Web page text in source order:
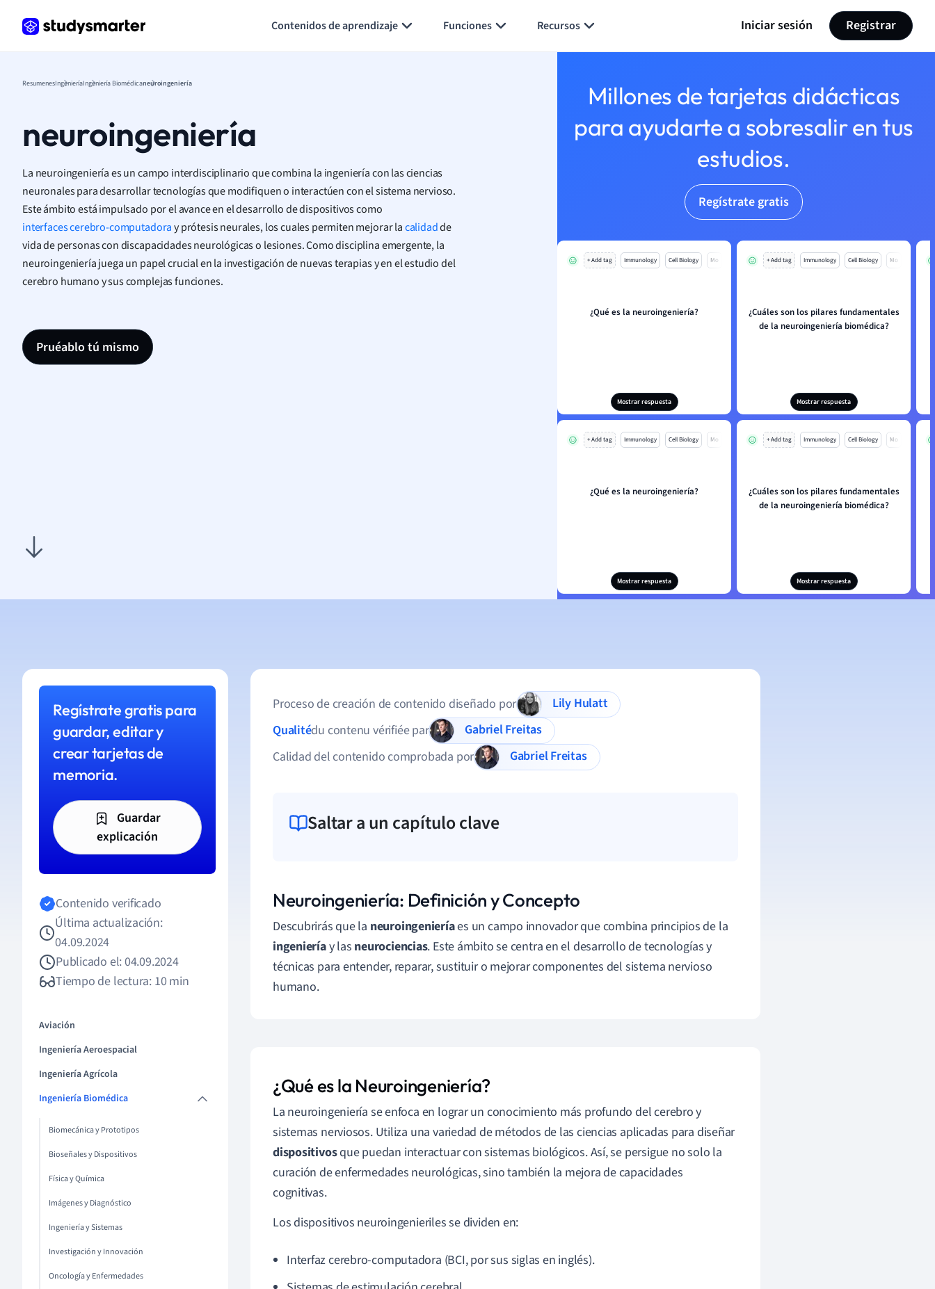
Contenidos de aprendizaje Funciones Recursos Iniciar sesión Registrar
ResumenesIngenieríaIngeniería Biomédicaneuroingeniería
neuroingeniería
La neuroingeniería es un campo interdisciplinario que combina la ingeniería con las ciencias
neuronales para desarrollar tecnologías que modifiquen o interactúen con el sistema nervioso.
Este ámbito está impulsado por el avance en el desarrollo de dispositivos como
interfaces cerebro-computadoray prótesis neurales, los cuales permiten mejorar lacalidadde
vida de personas con discapacidades neurológicas o lesiones. Como disciplina emergente, la
neuroingeniería juega un papel crucial en la investigación de nuevas terapias y en el estudio del
cerebro humano y sus complejas funciones.
Pruéablo tú mismo
Millones de tarjetas didácticas
para ayudarte a sobresalir en tus
estudios.
Regístrate gratis
+ Add tag Immunology Cell Biology Mo
¿Qué es la neuroingeniería?
Mostrar respuesta
+ Add tag Immunology Cell Biology Mo
¿Cuáles son los pilares fundamentales
de la neuroingeniería biomédica?
Mostrar respuesta
+ Add tag Immunology Cell Biology Mo
¿Qué es la neuroingeniería?
Mostrar respuesta
+ Add tag Immunology Cell Biology Mo
¿Cuáles son los pilares fundamentales
de la neuroingeniería biomédica?
Mostrar respuesta
Regístrate gratis para
guardar, editar y
crear tarjetas de
memoria.
Guardar
explicación
Contenido verificado
Última actualización:
04.09.2024
Publicado el: 04.09.2024
Tiempo de lectura: 10 min
Aviación
Ingeniería Aeroespacial
Ingeniería Agrícola
Ingeniería Biomédica
Biomecánica y Prototipos
Bioseñales y Dispositivos
Física y Química
Imágenes y Diagnóstico
Ingeniería y Sistemas
Investigación y Innovación
Oncología y Enfermedades
Proceso de creación de contenido diseñado por
Lily Hulatt
Qualitédu contenu vérifiée par
Gabriel Freitas
Calidad del contenido comprobada por
Gabriel Freitas
Saltar a un capítulo clave
Neuroingeniería: Definición y Concepto
Descubrirás que la neuroingenieríaes un campo innovador que combina principios de la
ingenieríay las neurociencias. Este ámbito se centra en el desarrollo de tecnologías y
técnicas para entender, reparar, sustituir o mejorar componentes del sistema nervioso
humano.
¿Qué es la Neuroingeniería?
La neuroingeniería se enfoca en lograr un conocimiento más profundo del cerebro y
sistemas nerviosos. Utiliza una variedad de métodos de las ciencias aplicadas para diseñar
dispositivosque puedan interactuar con sistemas biológicos. Así, se persigue no solo la
curación de enfermedades neurológicas, sino también la mejora de capacidades
cognitivas.
Los dispositivos neuroingenieriles se dividen en:
Interfaz cerebro-computadora (BCI, por sus siglas en inglés).